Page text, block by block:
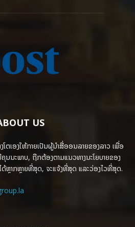
US
ຕເອງໃຫ້ກາຍເປັນຜູ້ນຳສື່ອອນລາຍຂອງລາວ ເພື່ອ
ນນະພາບ, ຖືກຕ້ອງຕາມແນວທາງນະໂຍບາຍຂອງ
ຫຼາກຫຼາຍທີ່ສຸດ, ຈະແຈ້ງທີ່ສຸດ ແລະວ່ອງໄວທີ່ສຸດ.